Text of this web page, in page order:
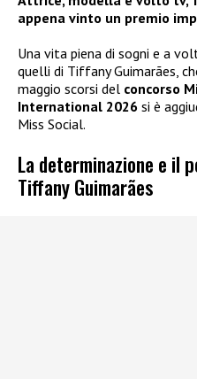
appena vinto un premio
Una vita piena di sogni e a
quelli di Tiffany Guimarães,
maggio scorsi del concorso
International 2026 si è
Miss Social.
La determinazione e il
Tiffany Guimarães